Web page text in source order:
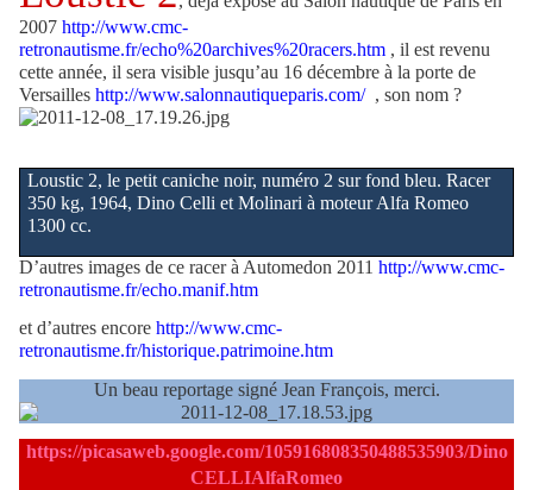
2007 http://www.cmc-
retronautisme.fr/echo%20archives%20racers.htm , il est revenu
cette année, il sera visible jusqu’au 16 décembre à la porte de
Versailles http://www.salonnautiqueparis.com/ , son nom ?
Loustic 2, le petit caniche noir, numéro 2 sur fond bleu. Racer
350 kg, 1964, Dino Celli et Molinari à moteur Alfa Romeo
1300 cc.
D’autres images de ce racer à Automedon 2011 http://www.cmc-
retronautisme.fr/echo.manif.htm
et d’autres encore http://www.cmc-
retronautisme.fr/historique.patrimoine.htm
Un beau reportage signé Jean François, merci.
https://picasaweb.google.com/105916808350488535903/Dino
CELLIAlfaRomeo